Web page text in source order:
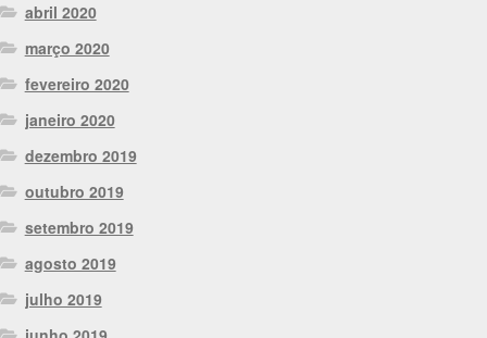
abril 2020
março 2020
fevereiro 2020
janeiro 2020
dezembro 2019
outubro 2019
setembro 2019
agosto 2019
julho 2019